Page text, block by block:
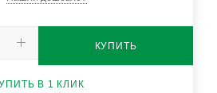
КУПИТЬ
В 1 КЛИК